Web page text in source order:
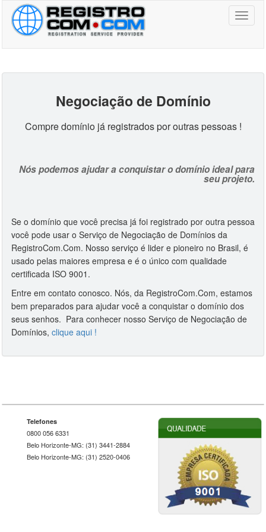
Toggle
Negociação de Domínio
Compre domínio já registrados por outras pessoas !
Nós podemos ajudar a conquistar o domínio ideal para
seu projeto.
Se o domínio que você precisa já foi registrado por outra pessoa
você pode usar o Serviço de Negociação de Domínios da
RegistroCom.Com. Nosso serviço é lider e pioneiro no Brasil, é
usado pelas maiores empresa e é o único com qualidade
certificada ISO 9001.
Entre em contato conosco. Nós, da RegistroCom.Com, estamos
bem preparados para ajudar você a conquistar o domínio dos
seus senhos. Para conhecer nosso Serviço de Negociação de
Domínios, clique aqui !
Telefones
0800 056 6331
Belo Horizonte-MG: (31) 3441-2884
Belo Horizonte-MG: (31) 2520-0406